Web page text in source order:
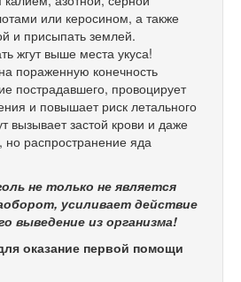
или керосином, а также
и присыпать землей.
жгут выше места укуса!
пораженную конечность
пострадавшего, провоцирует
и повышает риск летального
вызывает застой крови и даже
но распространение яда
не только не является
усиливает действие
выведение из организма!
оказание первой помощи